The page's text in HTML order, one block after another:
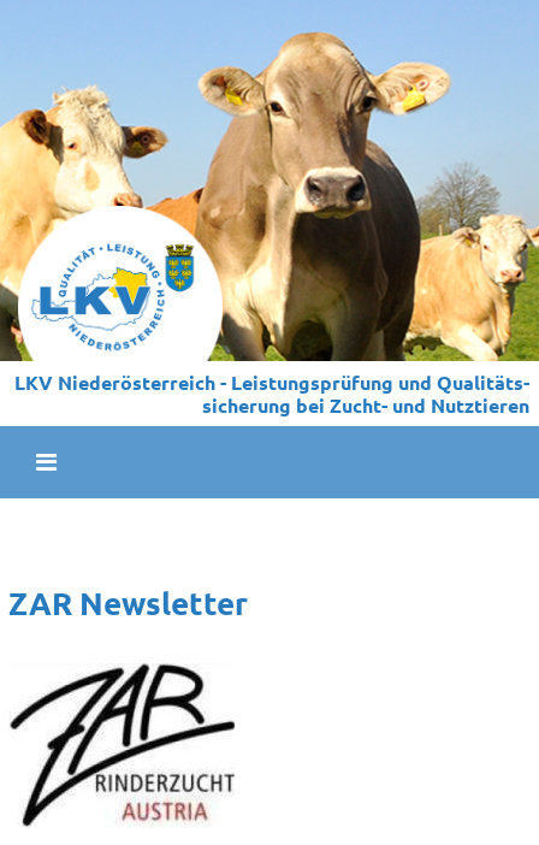
LKV Niederösterreich - Leistungs­prüfung und Qualitäts­
sicherung bei Zucht- und Nutztieren
ZAR Newsletter